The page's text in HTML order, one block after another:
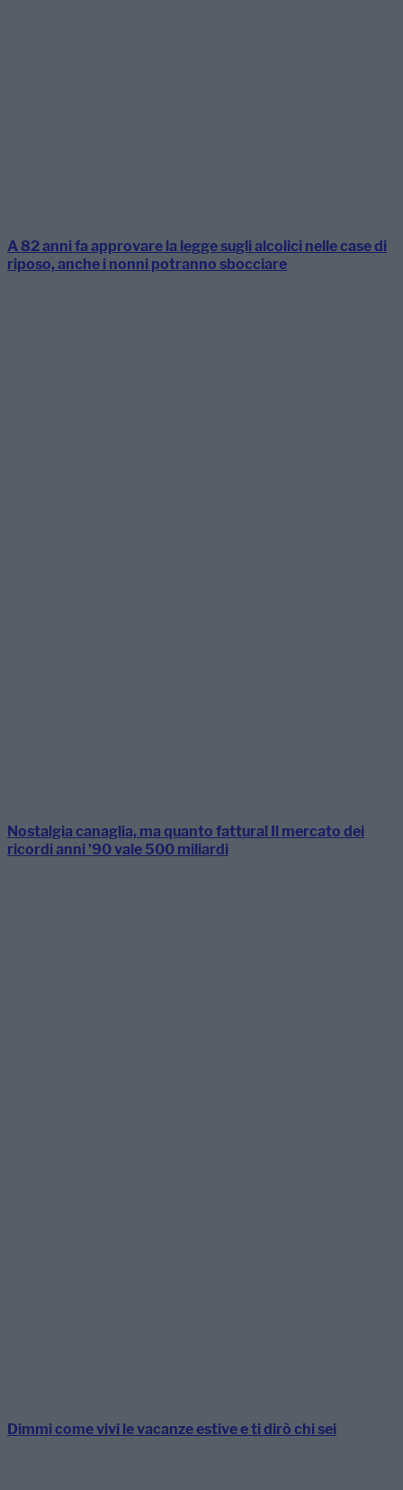
A 82 anni fa approvare la legge sugli alcolici nelle case di
riposo, anche i nonni potranno sbocciare
Nostalgia canaglia, ma quanto fattura! Il mercato dei
ricordi anni ’90 vale 500 miliardi
Dimmi come vivi le vacanze estive e ti dirò chi sei